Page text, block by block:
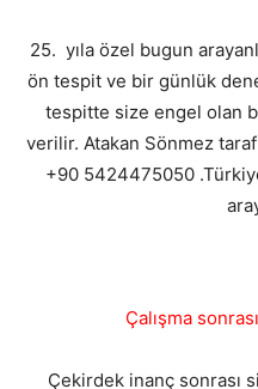
25. yıla özel bugun
ön tespit ve bir günlük
tespitte size engel olan
verilir. Atakan Sönmez
+90 5424475050
Çalışma
Çekirdek inanç sonrası